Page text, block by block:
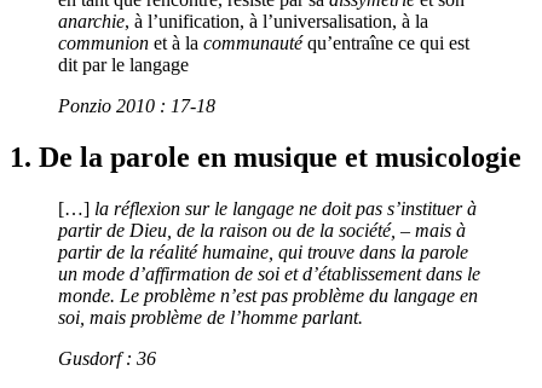
anarchie, à l’unification, à l’universalisation, à la
communion et à la communautéqu’entraîne ce qui est
dit par le langage
Ponzio 2010 : 17-18
1. De la parole en musique et musicologie
[…] la réflexion sur le langage ne doit pas s’instituer à
partir de Dieu, de la raison ou de la société, – mais à
partir de la réalité humaine, qui trouve dans la parole
un mode d’affirmation de soi et d’établissement dans le
monde. Le problème n’est pas problème du langage en
soi, mais problème de l’homme parlant.
Gusdorf : 36